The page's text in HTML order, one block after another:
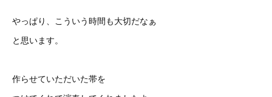
やっぱり、こういう時間も大切だなぁ
と思います。
作らせていただいた帯を